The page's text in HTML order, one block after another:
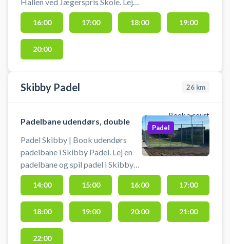
Hallen ved Jægerspris Skole. Lej
en bane og spil badminton i
Jægerspris. Medbring selv
ketcher og bolde. Der er gode
parkeringsmuligheder.
16:00 17:00 18:00 19:00
20:00
Skibby Padel 26 km
Book a court
Padelbane udendørs, double
Padel Skibby | Book udendørs
padelbane i Skibby Padel. Lej en
padelbane og spil padel i Skibby
på en udendørs padelbane hos
Skibby Padel. Der vil være lys på
banerne, så man også kan spille
efter mørkets frembrud. Når du
booker banen: 1) Åbn lågen med
fremsendt kode 2) Lågen sk
Padel
14:00 15:00 16:00 17:00
18:00 19:00 20:00 21:00
22:00